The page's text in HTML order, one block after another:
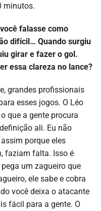
minutos.
falasse como
difícil… Quando surgiu
girar e fazer o gol.
essa clareza no lance?
grandes profissionais
esses jogos. O Léo
que a gente procura
ali. Eu não
porque eles
faziam falta. Isso é
um zagueiro que
ele sabe e cobra
você deixa o atacante
fácil para a gente. O